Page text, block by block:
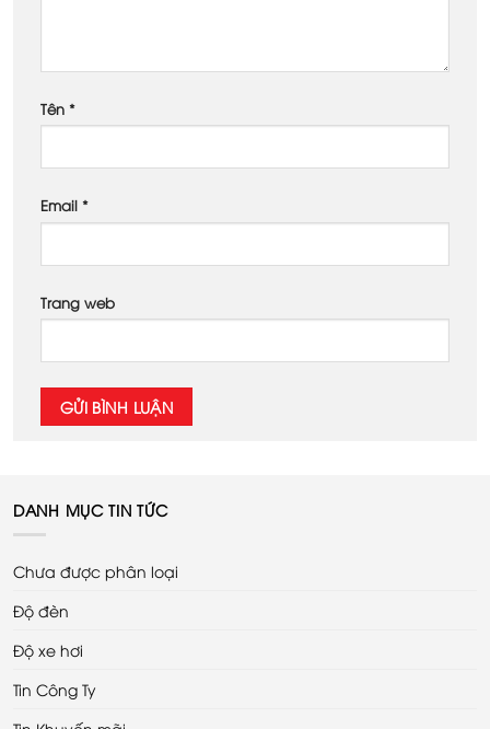
Tên *
Email *
Trang web
DANH MỤC TIN TỨC
Chưa được phân loại
Độ đèn
Độ xe hơi
Tin Công Ty